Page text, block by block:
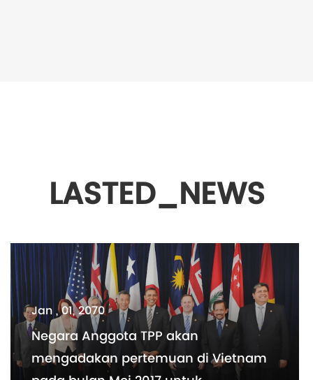
LASTED_NEWS
Jan , 01, 2070
Negara Anggota TPP akan
mengadakan pertemuan di Vietnam